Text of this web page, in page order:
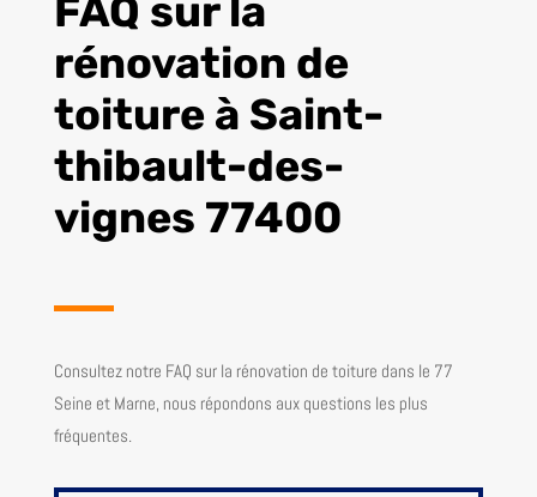
FAQ sur la
rénovation de
toiture à Saint-
thibault-des-
vignes 77400
Consultez notre FAQ sur la rénovation de toiture dans le 77
Seine et Marne, nous répondons aux questions les plus
fréquentes.